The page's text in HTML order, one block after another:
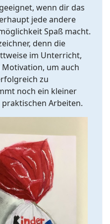
wenn dir das
jede andere
Spaß macht.
denn die
im Unterricht,
um auch
zu
noch ein kleiner
Arbeiten.